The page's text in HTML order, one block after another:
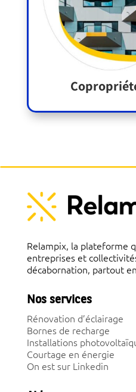
Relampix, la plateforme
entreprises et
décabornation, partout
Nos services
Rénovation d’éclairage
Bornes de recharge
Installations
Courtage en énergie
On est sur Linkedin